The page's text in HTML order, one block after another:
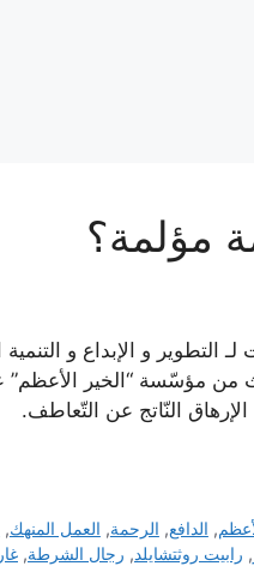
مؤلمة؟
التطوير و الإبداع و
من مؤسّسة “الخير
النّاتج عن
, الدافع, الرحمة, العمل المنهك,
, رابيت روثتشايلد, رجال الشرطة,